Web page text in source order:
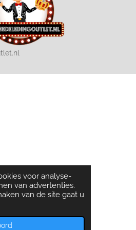
voor analyse-
van advertenties.
van de site gaat u